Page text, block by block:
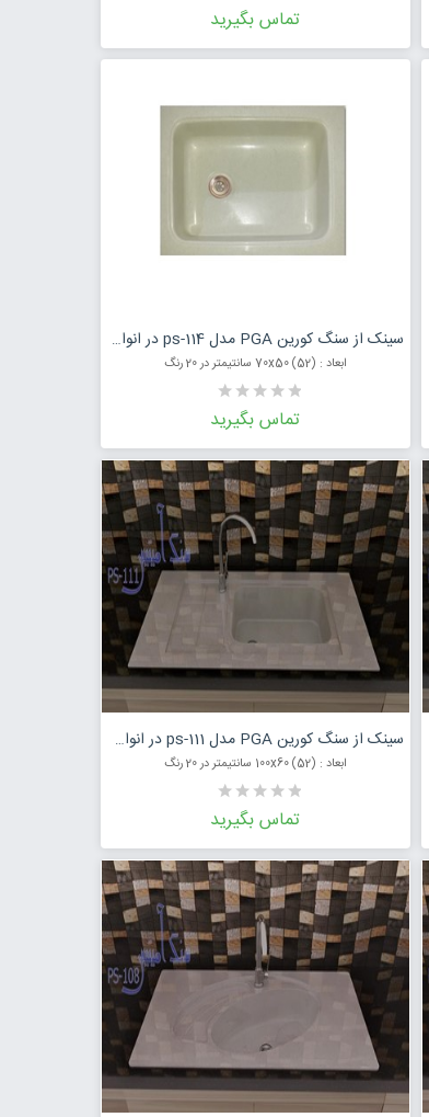
تماس بگیرید
درخواست قیمت محصولسینک از سنگ کورین PGA مدل ps-114 در انواع رنگ
ابعاد : (52) 70x50 سانتیمتر در 20 رنگ
تماس بگیرید
درخواست قیمت محصولسینک از سنگ کورین PGA مدل ps-111 در انواع رنگ
ابعاد : (52) 100x60 سانتیمتر در 20 رنگ
تماس بگیرید